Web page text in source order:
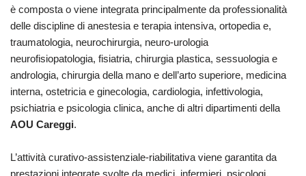
è composta o viene integrata principalmente da professionalità
delle discipline di anestesia e terapia intensiva, ortopedia e,
traumatologia, neurochirurgia, neuro-urologia
neurofisiopatologia, fisiatria, chirurgia plastica, sessuologia e
andrologia, chirurgia della mano e dell’arto superiore, medicina
interna, ostetricia e ginecologia, cardiologia, infettivologia,
psichiatria e psicologia clinica, anche di altri dipartimenti della
AOU Careggi.
L’attività curativo-assistenziale-riabilitativa viene garantita da
prestazioni integrate svolte da medici, infermieri, psicologi,